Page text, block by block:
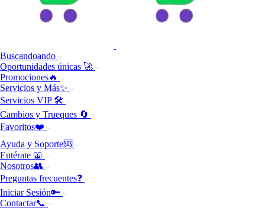
Buscandoando
Oportunidades únicas 🚀
Promociones🔥
Servicios y Más✨
Servicios VIP 🛠️
Cambios y Trueques 🔄
Favoritos❤️
Ayuda y Soporte🆘
Entérate 📖
Nosotros👥
Preguntas frecuentes❓
Iniciar Sesión🔑
Contactar📞